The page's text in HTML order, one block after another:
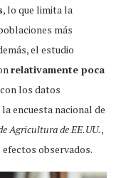
, lo que limita la
más
el estudio
relativamente poca
los datos
encuesta nacional de
Agricultura de EE.UU.,
observados.